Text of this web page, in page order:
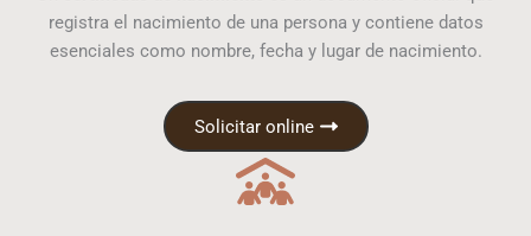
registra el nacimiento de una persona y contiene datos
esenciales como nombre, fecha y lugar de nacimiento.
Solicitar online